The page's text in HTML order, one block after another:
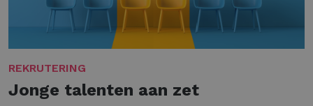
REKRUTERING
Jonge talenten aan zet